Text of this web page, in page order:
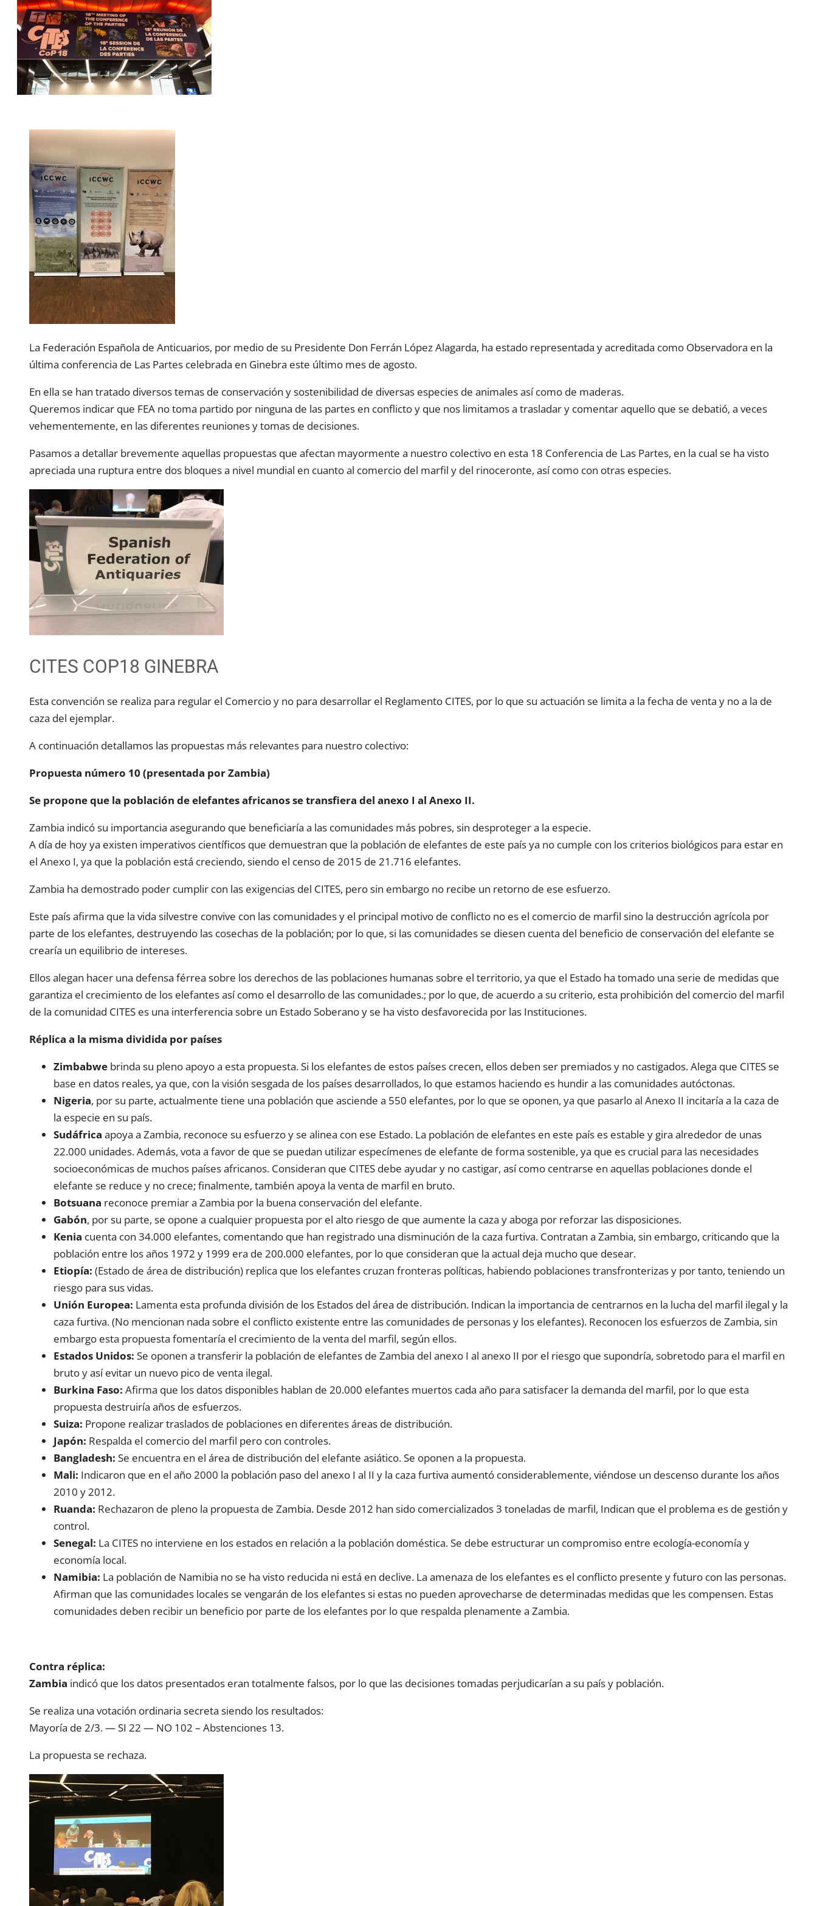
La Federación Española de Anticuarios, por medio de su Presidente Don Ferrán López Alagarda, ha estado representada y acreditada como Observadora en la
última conferencia de Las Partes celebrada en Ginebra este último mes de agosto.
En ella se han tratado diversos temas de conservación y sostenibilidad de diversas especies de animales así como de maderas.
Queremos indicar que FEA no toma partido por ninguna de las partes en conflicto y que nos limitamos a trasladar y comentar aquello que se debatió, a veces
vehementemente, en las diferentes reuniones y tomas de decisiones.
Pasamos a detallar brevemente aquellas propuestas que afectan mayormente a nuestro colectivo en esta 18 Conferencia de Las Partes, en la cual se ha visto
apreciada una ruptura entre dos bloques a nivel mundial en cuanto al comercio del marfil y del rinoceronte, así como con otras especies.
CITES COP18 GINEBRA
Esta convención se realiza para regular el Comercio y no para desarrollar el Reglamento CITES, por lo que su actuación se limita a la fecha de venta y no a la de
caza del ejemplar.
A continuación detallamos las propuestas más relevantes para nuestro colectivo:
Propuesta número 10 (presentada por Zambia)
Se propone que la población de elefantes africanos se transfiera del anexo I al Anexo II.
Zambia indicó su importancia asegurando que beneficiaría a las comunidades más pobres, sin desproteger a la especie.
A día de hoy ya existen imperativos científicos que demuestran que la población de elefantes de este país ya no cumple con los criterios biológicos para estar en
el Anexo I, ya que la población está creciendo, siendo el censo de 2015 de 21.716 elefantes.
Zambia ha demostrado poder cumplir con las exigencias del CITES, pero sin embargo no recibe un retorno de ese esfuerzo.
Este país afirma que la vida silvestre convive con las comunidades y el principal motivo de conflicto no es el comercio de marfil sino la destrucción agrícola por
parte de los elefantes, destruyendo las cosechas de la población; por lo que, si las comunidades se diesen cuenta del beneficio de conservación del elefante se
crearía un equilibrio de intereses.
Ellos alegan hacer una defensa férrea sobre los derechos de las poblaciones humanas sobre el territorio, ya que el Estado ha tomado una serie de medidas que
garantiza el crecimiento de los elefantes así como el desarrollo de las comunidades.; por lo que, de acuerdo a su criterio, esta prohibición del comercio del marfil
de la comunidad CITES es una interferencia sobre un Estado Soberano y se ha visto desfavorecida por las Instituciones.
Réplica a la misma dividida por países
Zimbabwe brinda su pleno apoyo a esta propuesta. Si los elefantes de estos países crecen, ellos deben ser premiados y no castigados. Alega que CITES se
base en datos reales, ya que, con la visión sesgada de los países desarrollados, lo que estamos haciendo es hundir a las comunidades autóctonas.
Nigeria, por su parte, actualmente tiene una población que asciende a 550 elefantes, por lo que se oponen, ya que pasarlo al Anexo II incitaría a la caza de
la especie en su país.
Sudáfrica apoya a Zambia, reconoce su esfuerzo y se alinea con ese Estado. La población de elefantes en este país es estable y gira alrededor de unas
22.000 unidades. Además, vota a favor de que se puedan utilizar especímenes de elefante de forma sostenible, ya que es crucial para las necesidades
socioeconómicas de muchos países africanos. Consideran que CITES debe ayudar y no castigar, así como centrarse en aquellas poblaciones donde el
elefante se reduce y no crece; finalmente, también apoya la venta de marfil en bruto.
Botsuana reconoce premiar a Zambia por la buena conservación del elefante.
Gabón, por su parte, se opone a cualquier propuesta por el alto riesgo de que aumente la caza y aboga por reforzar las disposiciones.
Kenia cuenta con 34.000 elefantes, comentando que han registrado una disminución de la caza furtiva. Contratan a Zambia, sin embargo, criticando que la
población entre los años 1972 y 1999 era de 200.000 elefantes, por lo que consideran que la actual deja mucho que desear.
Etiopía: (Estado de área de distribución) replica que los elefantes cruzan fronteras políticas, habiendo poblaciones transfronterizas y por tanto, teniendo un
riesgo para sus vidas.
Unión Europea: Lamenta esta profunda división de los Estados del área de distribución. Indican la importancia de centrarnos en la lucha del marfil ilegal y la
caza furtiva. (No mencionan nada sobre el conflicto existente entre las comunidades de personas y los elefantes). Reconocen los esfuerzos de Zambia, sin
embargo esta propuesta fomentaría el crecimiento de la venta del marfil, según ellos.
Estados Unidos: Se oponen a transferir la población de elefantes de Zambia del anexo I al anexo II por el riesgo que supondría, sobretodo para el marfil en
bruto y así evitar un nuevo pico de venta ilegal.
Burkina Faso: Afirma que los datos disponibles hablan de 20.000 elefantes muertos cada año para satisfacer la demanda del marfil, por lo que esta
propuesta destruiría años de esfuerzos.
Suiza: Propone realizar traslados de poblaciones en diferentes áreas de distribución.
Japón: Respalda el comercio del marfil pero con controles.
Bangladesh: Se encuentra en el área de distribución del elefante asiático. Se oponen a la propuesta.
Mali: Indicaron que en el año 2000 la población paso del anexo I al II y la caza furtiva aumentó considerablemente, viéndose un descenso durante los años
2010 y 2012.
Ruanda: Rechazaron de pleno la propuesta de Zambia. Desde 2012 han sido comercializados 3 toneladas de marfil, Indican que el problema es de gestión y
control.
Senegal: La CITES no interviene en los estados en relación a la población doméstica. Se debe estructurar un compromiso entre ecología-economía y
economía local.
Namibia: La población de Namibia no se ha visto reducida ni está en declive. La amenaza de los elefantes es el conflicto presente y futuro con las personas.
Afirman que las comunidades locales se vengarán de los elefantes si estas no pueden aprovecharse de determinadas medidas que les compensen. Estas
comunidades deben recibir un beneficio por parte de los elefantes por lo que respalda plenamente a Zambia.
Contra réplica:
Zambia indicó que los datos presentados eran totalmente falsos, por lo que las decisiones tomadas perjudicarían a su país y población.
Se realiza una votación ordinaria secreta siendo los resultados:
Mayoría de 2/3. — SI 22 — NO 102 – Abstenciones 13.
La propuesta se rechaza.